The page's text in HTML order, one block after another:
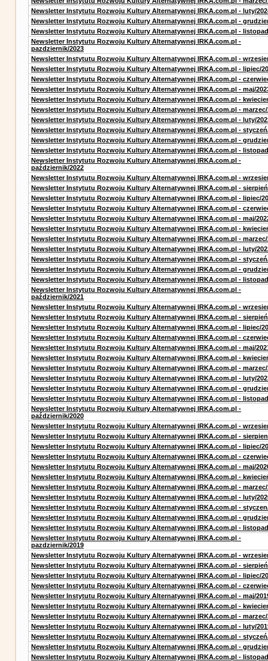
Newsletter Instytutu Rozwoju Kultury Alternatywnej IRKA.com.pl - luty/
Newsletter Instytutu Rozwoju Kultury Alternatywnej IRKA.com.pl -
Newsletter Instytutu Rozwoju Kultury Alternatywnej IRKA.com.pl -
Newsletter Instytutu Rozwoju Kultury Alternatywnej IRKA.com.pl -
pazdziernik/2023
Newsletter Instytutu Rozwoju Kultury Alternatywnej IRKA.com.pl -
Newsletter Instytutu Rozwoju Kultury Alternatywnej IRKA.com.pl - lipiec/
Newsletter Instytutu Rozwoju Kultury Alternatywnej IRKA.com.pl -
Newsletter Instytutu Rozwoju Kultury Alternatywnej IRKA.com.pl - maj/
Newsletter Instytutu Rozwoju Kultury Alternatywnej IRKA.com.pl -
Newsletter Instytutu Rozwoju Kultury Alternatywnej IRKA.com.pl - marzec/
Newsletter Instytutu Rozwoju Kultury Alternatywnej IRKA.com.pl - luty/
Newsletter Instytutu Rozwoju Kultury Alternatywnej IRKA.com.pl -
Newsletter Instytutu Rozwoju Kultury Alternatywnej IRKA.com.pl -
Newsletter Instytutu Rozwoju Kultury Alternatywnej IRKA.com.pl -
Newsletter Instytutu Rozwoju Kultury Alternatywnej IRKA.com.pl -
październik/2022
Newsletter Instytutu Rozwoju Kultury Alternatywnej IRKA.com.pl -
Newsletter Instytutu Rozwoju Kultury Alternatywnej IRKA.com.pl -
Newsletter Instytutu Rozwoju Kultury Alternatywnej IRKA.com.pl - lipiec/
Newsletter Instytutu Rozwoju Kultury Alternatywnej IRKA.com.pl -
Newsletter Instytutu Rozwoju Kultury Alternatywnej IRKA.com.pl - maj/
Newsletter Instytutu Rozwoju Kultury Alternatywnej IRKA.com.pl -
Newsletter Instytutu Rozwoju Kultury Alternatywnej IRKA.com.pl - marzec/
Newsletter Instytutu Rozwoju Kultury Alternatywnej IRKA.com.pl - luty/
Newsletter Instytutu Rozwoju Kultury Alternatywnej IRKA.com.pl -
Newsletter Instytutu Rozwoju Kultury Alternatywnej IRKA.com.pl -
Newsletter Instytutu Rozwoju Kultury Alternatywnej IRKA.com.pl -
Newsletter Instytutu Rozwoju Kultury Alternatywnej IRKA.com.pl -
październik/2021
Newsletter Instytutu Rozwoju Kultury Alternatywnej IRKA.com.pl -
Newsletter Instytutu Rozwoju Kultury Alternatywnej IRKA.com.pl -
Newsletter Instytutu Rozwoju Kultury Alternatywnej IRKA.com.pl - lipiec/
Newsletter Instytutu Rozwoju Kultury Alternatywnej IRKA.com.pl -
Newsletter Instytutu Rozwoju Kultury Alternatywnej IRKA.com.pl - maj/
Newsletter Instytutu Rozwoju Kultury Alternatywnej IRKA.com.pl -
Newsletter Instytutu Rozwoju Kultury Alternatywnej IRKA.com.pl - marzec/
Newsletter Instytutu Rozwoju Kultury Alternatywnej IRKA.com.pl - luty/
Newsletter Instytutu Rozwoju Kultury Alternatywnej IRKA.com.pl -
Newsletter Instytutu Rozwoju Kultury Alternatywnej IRKA.com.pl -
Newsletter Instytutu Rozwoju Kultury Alternatywnej IRKA.com.pl -
październik/2020
Newsletter Instytutu Rozwoju Kultury Alternatywnej IRKA.com.pl -
Newsletter Instytutu Rozwoju Kultury Alternatywnej IRKA.com.pl -
Newsletter Instytutu Rozwoju Kultury Alternatywnej IRKA.com.pl - lipiec/
Newsletter Instytutu Rozwoju Kultury Alternatywnej IRKA.com.pl -
Newsletter Instytutu Rozwoju Kultury Alternatywnej IRKA.com.pl - maj/
Newsletter Instytutu Rozwoju Kultury Alternatywnej IRKA.com.pl -
Newsletter Instytutu Rozwoju Kultury Alternatywnej IRKA.com.pl - marzec/
Newsletter Instytutu Rozwoju Kultury Alternatywnej IRKA.com.pl - luty/
Newsletter Instytutu Rozwoju Kultury Alternatywnej IRKA.com.pl -
Newsletter Instytutu Rozwoju Kultury Alternatywnej IRKA.com.pl -
Newsletter Instytutu Rozwoju Kultury Alternatywnej IRKA.com.pl -
Newsletter Instytutu Rozwoju Kultury Alternatywnej IRKA.com.pl -
pazdziernik/2019
Newsletter Instytutu Rozwoju Kultury Alternatywnej IRKA.com.pl -
Newsletter Instytutu Rozwoju Kultury Alternatywnej IRKA.com.pl -
Newsletter Instytutu Rozwoju Kultury Alternatywnej IRKA.com.pl - lipiec/
Newsletter Instytutu Rozwoju Kultury Alternatywnej IRKA.com.pl -
Newsletter Instytutu Rozwoju Kultury Alternatywnej IRKA.com.pl - maj/
Newsletter Instytutu Rozwoju Kultury Alternatywnej IRKA.com.pl -
Newsletter Instytutu Rozwoju Kultury Alternatywnej IRKA.com.pl - marzec/
Newsletter Instytutu Rozwoju Kultury Alternatywnej IRKA.com.pl - luty/
Newsletter Instytutu Rozwoju Kultury Alternatywnej IRKA.com.pl -
Newsletter Instytutu Rozwoju Kultury Alternatywnej IRKA.com.pl -
Newsletter Instytutu Rozwoju Kultury Alternatywnej IRKA.com.pl -